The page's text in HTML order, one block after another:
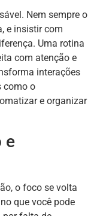
Nem sempre o
e insistir com
Uma rotina
com atenção e
interações
como o
e organizar
e
o foco se volta
que você pode